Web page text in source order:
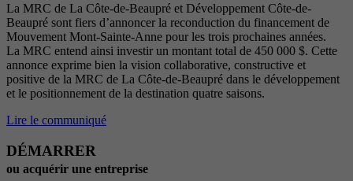
La MRC de La Côte-de-Beaupré et Développement Côte-de-
Beaupré sont fiers d’annoncer la reconduction du financement de
Mouvement Mont-Sainte-Anne pour les trois prochaines années.
La MRC entend ainsi investir un montant total de 450 000 $. Cette
annonce exprime bien la vision collaborative, constructive et
positive de la MRC de La Côte-de-Beaupré dans le développement
et le positionnement de la destination quatre saisons.
Lire le communiqué
DÉMARRER
ou acquérir une entreprise